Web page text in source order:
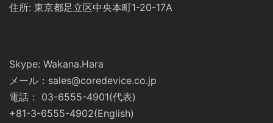
住所: 東京都足立区中央本町1-20-17A
Skype: Wakana.Hara
メール：sales@coredevice.co.jp
電話： 03-6555-4901(代表)
+81-3-6555-4902(English)